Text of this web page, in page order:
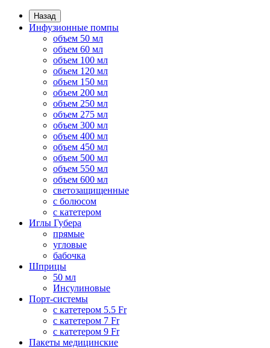
Назад
Инфузионные помпы
объем 50 мл
объем 60 мл
объем 100 мл
объем 120 мл
объем 150 мл
объем 200 мл
объем 250 мл
объем 275 мл
объем 300 мл
объем 400 мл
объем 450 мл
объем 500 мл
объем 550 мл
объем 600 мл
светозащищенные
с болюсом
с катетером
Иглы Губера
прямые
угловые
бабочка
Шприцы
50 мл
Инсулиновые
Порт-системы
с катетером 5.5 Fr
с катетером 7 Fr
с катетером 9 Fr
Пакеты медицинские